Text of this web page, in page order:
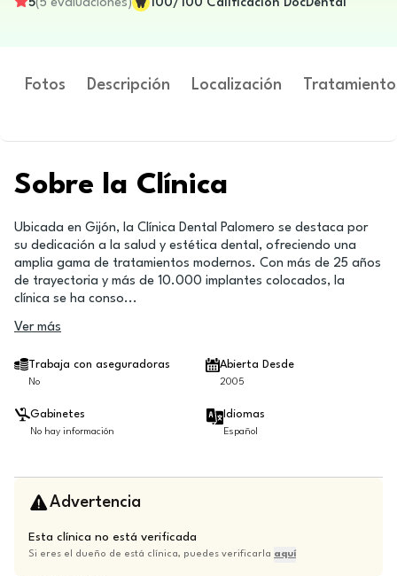
5(5 evaluaciones) 100/100 Calificación DocDental
Fotos Descripción Localización
Sobre la Clínica
Ubicada en Gijón, la Clínica Dental Palomero se destaca por
su dedicación a la salud y estética dental, ofreciendo una
amplia gama de tratamientos modernos. Con más de 25 años
de trayectoria y más de 10.000 implantes colocados, la
clínica se ha conso...
Ver más
Trabaja con aseguradoras
No
Abierta Desde
2005
Gabinetes
No hay información
Idiomas
Español
Advertencia
Esta clínica no está verificada
Si eres el dueño de está clínica, puedes verificarla aquí